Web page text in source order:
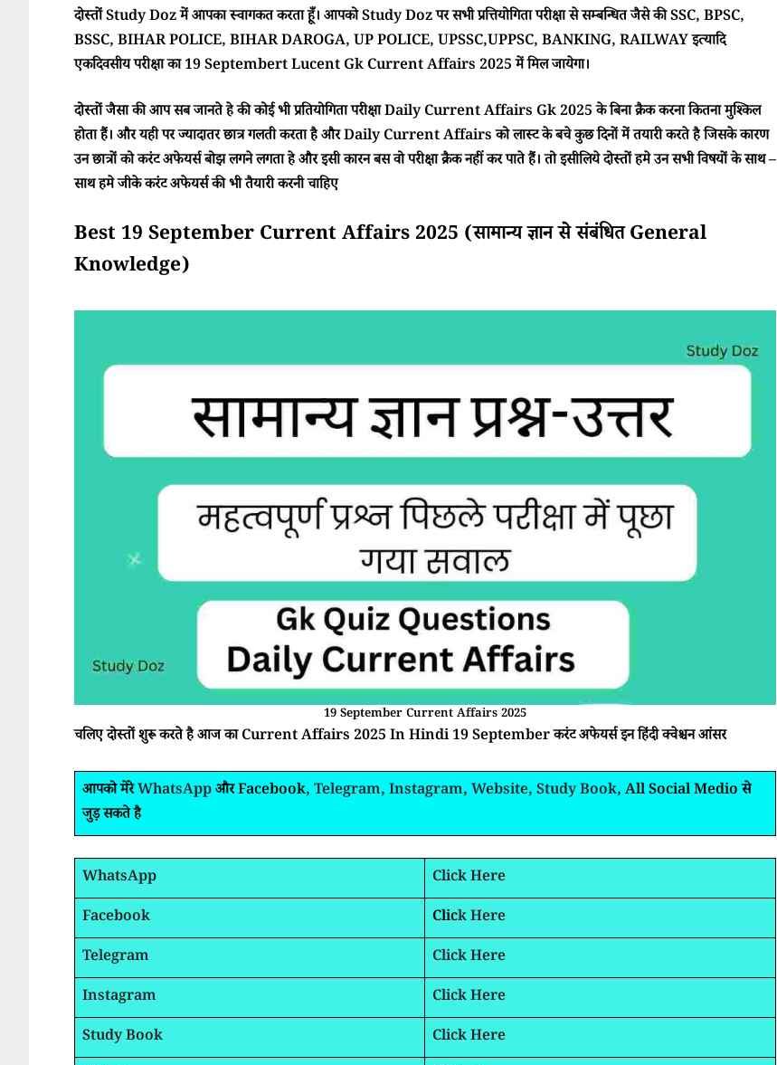
दोस्तों Study Doz में आपका स्वागकत करता हूँ। आपको Study Doz पर सभी प्रत्तियोगिता परीक्षा से सम्बन्धित जैसे की SSC, BPSC,
BSSC, BIHAR POLICE, BIHAR DAROGA, UP POLICE, UPSSC,UPPSC, BANKING, RAILWAY इत्यादि
एकदिवसीय परीक्षा का 19 Septembert Lucent Gk Current Affairs 2025 में मिल जायेगा।
दोस्तों जैसा की आप सब जानते हे की कोई भी प्रतियोगिता परीक्षा Daily Current Affairs Gk 2025 के बिना क्रैक करना कितना मुश्किल
होता हैं। और यही पर ज्यादातर छात्र गलती करता है और Daily Current Affairs को लास्ट के बचे कुछ दिनों में तयारी करते है जिसके कारण
उन छात्रों को करंट अफेयर्स बोझ लगने लगता हे और इसी कारन बस वो परीक्षा क्रैक नहीं कर पाते हैं। तो इसीलिये दोस्तों हमे उन सभी विषयों के साथ –
साथ हमे जीके करंट अफेयर्स की भी तैयारी करनी चाहिए
Best 19 September Current Affairs 2025 (सामान्य ज्ञान से संबंधित General
Knowledge)
19 September Current Affairs 2025
चलिए दोस्तों शुरू करते है आज का Current Affairs 2025 In Hindi 19 September करंट अफेयर्स इन हिंदी क्वेश्चन आंसर
आपको मेरेWhatsAppऔर Facebook, Telegram, Instagram, Website, Study Book, All Social Medio से
जुड़ सकते है
WhatsApp
Click Here
Facebook
Click Here
Telegram
Click Here
Instagram
Click Here
Study Book
Click Here